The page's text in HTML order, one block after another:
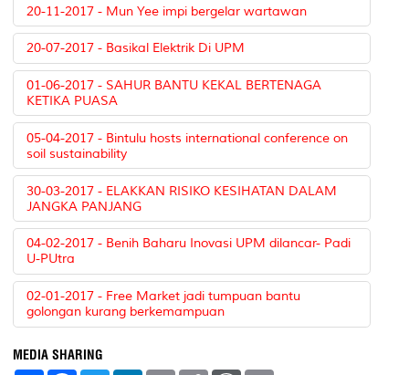
20-11-2017 - Mun Yee impi bergelar wartawan
20-07-2017 - Basikal Elektrik Di UPM
01-06-2017 - SAHUR BANTU KEKAL BERTENAGA
KETIKA PUASA
05-04-2017 - Bintulu hosts international conference on
soil sustainability
30-03-2017 - ELAKKAN RISIKO KESIHATAN DALAM
JANGKA PANJANG
04-02-2017 - Benih Baharu Inovasi UPM dilancar- Padi
U-PUtra
02-01-2017 - Free Market jadi tumpuan bantu
golongan kurang berkemampuan
MEDIA SHARING